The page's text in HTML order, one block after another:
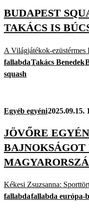
BUDAPEST
TAKÁCS IS
A Világjátékok-ezüstérmes
fallabdaTakács Benedek
squash
Egyéb egyéni2025.09.15.
JÖVŐRE
Kékesi Zsuzsanna:
fallabdafallabda európa-